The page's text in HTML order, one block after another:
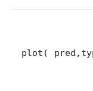
plot(